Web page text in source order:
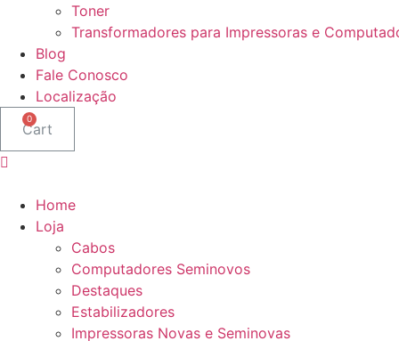
Toner
Transformadores para Impressoras e
Blog
Fale Conosco
Localização
Cart
Home
Loja
Cabos
Computadores Seminovos
Destaques
Estabilizadores
Impressoras Novas e Seminovas